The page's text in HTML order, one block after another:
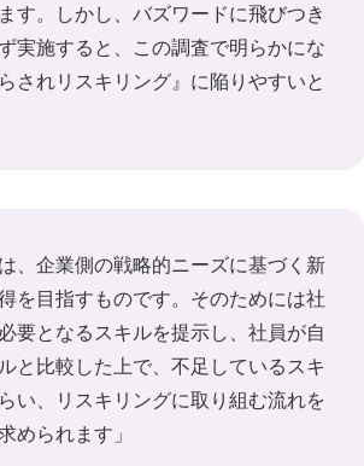
す。しかし、バズワードに飛びつき
実施すると、この調査で明らかにな
されリスキリング』に陥りやすいと
、企業側の戦略的ニーズに基づく新
を目指すものです。そのためには社
要となるスキルを提示し、社員が自
と比較した上で、不足しているスキ
い、リスキリングに取り組む流れを
められます」